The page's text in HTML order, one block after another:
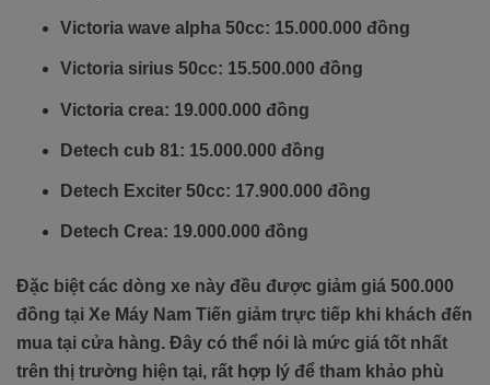
Victoria wave alpha 50cc: 15.000.000 đồng
Victoria sirius 50cc: 15.500.000 đồng
Victoria crea: 19.000.000 đồng
Detech cub 81: 15.000.000 đồng
Detech Exciter 50cc: 17.900.000 đồng
Detech Crea: 19.000.000 đồng
Đặc biệt các dòng xe này đều được giảm giá 500.000
đồng tại Xe Máy Nam Tiến giảm trực tiếp khi khách đến
mua tại cửa hàng. Đây có thể nói là mức giá tốt nhất
trên thị trường hiện tại, rất hợp lý để tham khảo phù